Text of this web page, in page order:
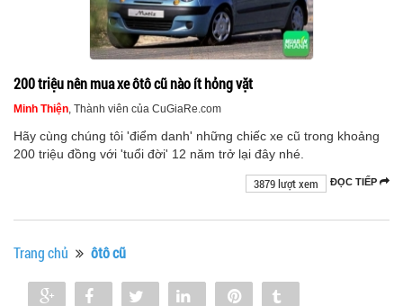
200 triệu nên mua xe ôtô cũ nào ít hỏng vặt
Minh Thiện, Thành viên của CuGiaRe.com
Hãy cùng chúng tôi 'điểm danh' những chiếc xe cũ trong khoảng
200 triệu đồng với 'tuổi đời' 12 năm trở lại đây nhé.
ĐỌC TIẾP
3879 lượt xem
Trang chủ ôtô cũ
Share Share Tweet Share